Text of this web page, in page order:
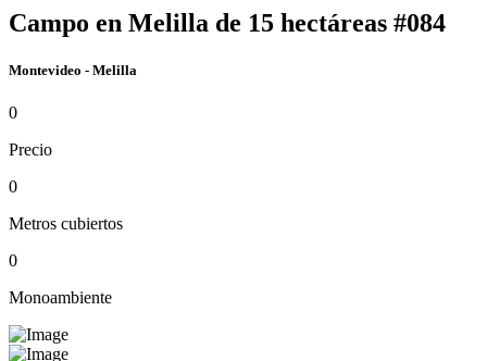
Campo en Melilla de 15 hectáreas #084
Montevideo - Melilla
0
Precio
0
Metros cubiertos
0
Monoambiente